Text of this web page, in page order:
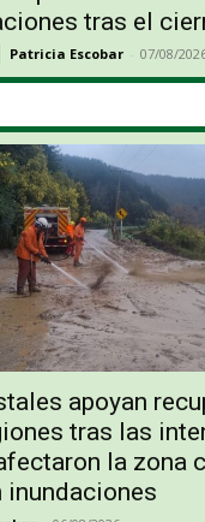
tras el
Patricia Escobar - 07/08/
apoyan
tras las
la zona
inundaciones